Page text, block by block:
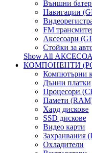
Външни
Навигации
FM
Аксесоари
Стойки за
Show All
КОМПОНЕНТИ
Компютърни
Дънни платки
Процесори
Памети
Хард дискове
SSD дискове
Видео карти
Захранвания
Охладители